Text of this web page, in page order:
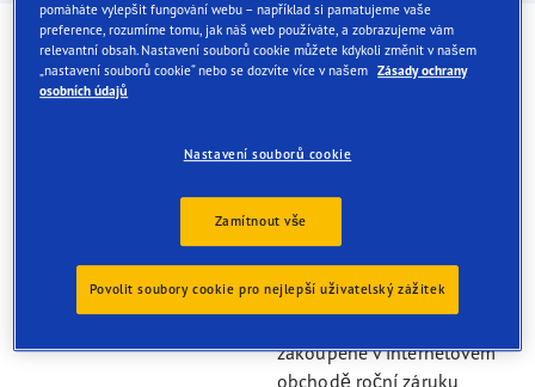
Nakupujte
a využijte
Oficiální obchod s
pneumatikami Goodyear
zakoupené v internetovém
obchodě roční záruku
pomáháte vylepšit fungování webu – například si pamatujeme vaše
preference, rozumíme tomu, jak náš web používáte, a zobrazujeme vám
relevantní obsah. Nastavení souborů cookie můžete kdykoli změnit v našem
„nastavení souborů cookie“ nebo se dozvíte více v našem Zásady ochrany
osobních údajů
Nastavení souborů cookie
Zamítnout vše
Povolit soubory cookie pro nejlepší uživatelský zážitek